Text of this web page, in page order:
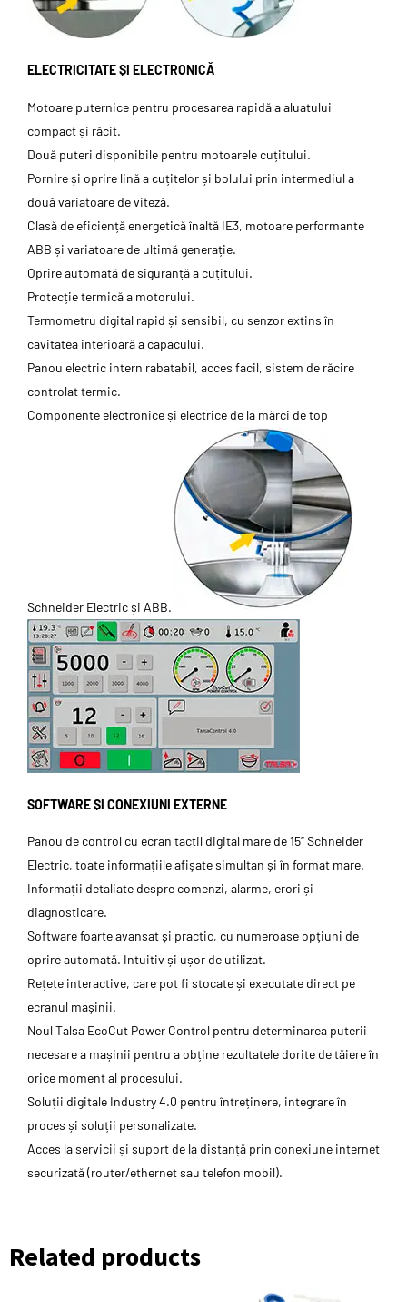
ELECTRICITATE ȘI ELECTRONICĂ
Motoare puternice pentru procesarea rapidă a aluatului
compact și răcit.
Două puteri disponibile pentru motoarele cuțitului.
Pornire și oprire lină a cuțitelor și bolului prin intermediul a
două variatoare de viteză.
Clasă de eficiență energetică înaltă IE3, motoare performante
ABB și variatoare de ultimă generație.
Oprire automată de siguranță a cuțitului.
Protecție termică a motorului.
Termometru digital rapid și sensibil, cu senzor extins în
cavitatea interioară a capacului.
Panou electric intern rabatabil, acces facil, sistem de răcire
controlat termic.
Componente electronice și electrice de la mărci de top
Schneider Electric și ABB.
SOFTWARE ȘI CONEXIUNI EXTERNE
Panou de control cu ecran tactil digital mare de 15” Schneider
Electric, toate informațiile afișate simultan și în format mare.
Informații detaliate despre comenzi, alarme, erori și
diagnosticare.
Software foarte avansat și practic, cu numeroase opțiuni de
oprire automată. Intuitiv și ușor de utilizat.
Rețete interactive, care pot fi stocate și executate direct pe
ecranul mașinii.
Noul Talsa EcoCut Power Control pentru determinarea puterii
necesare a mașinii pentru a obține rezultatele dorite de tăiere în
orice moment al procesului.
Soluții digitale Industry 4.0 pentru întreținere, integrare în
proces și soluții personalizate.
Acces la servicii și suport de la distanță prin conexiune internet
securizată (router/ethernet sau telefon mobil).
Related products